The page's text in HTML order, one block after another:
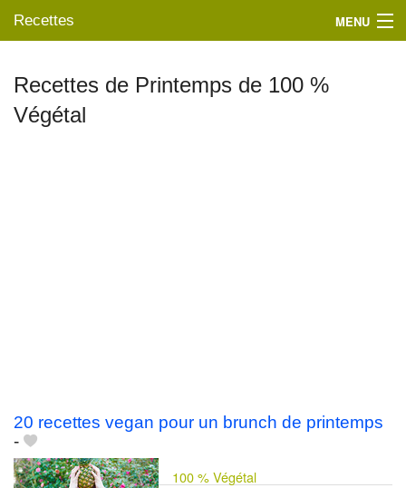
Recettes MENU
Mes blogs préférés
Recettes de Printemps de 100 %
Végétal
20 recettes vegan pour un brunch de printemps
-
100 % Végétal